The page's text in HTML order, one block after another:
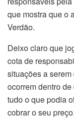
que mostra que o
Verdão.
Deixo claro que
cota de
situações a
ocorrem dentro
tudo o que podia
cobrar o seu preço.